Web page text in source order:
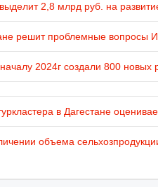
2,8 млрд руб. на
решит проблемные вопросы
2024г создали 800 новых
в Дагестане
объема